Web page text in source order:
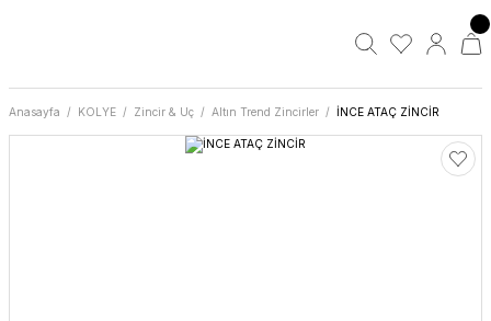
Anasayfa KOLYE Zincir & Uç Altın Trend Zincirler İNCE ATAÇ ZİNCİR